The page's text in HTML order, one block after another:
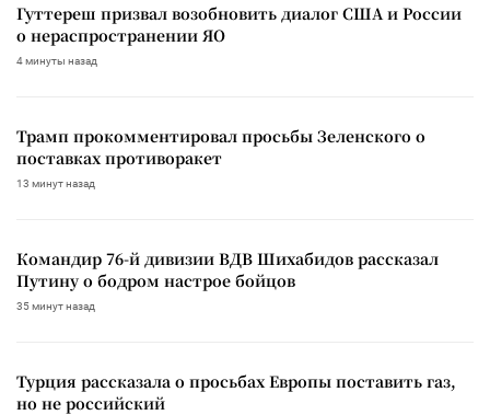
Гуттереш призвал возобновить диалог США и России
о нераспространении ЯО
4 минуты назад
Трамп прокомментировал просьбы Зеленского о
поставках противоракет
13 минут назад
Командир 76-й дивизии ВДВ Шихабидов рассказал
Путину о бодром настрое бойцов
35 минут назад
Турция рассказала о просьбах Европы поставить газ,
но не российский